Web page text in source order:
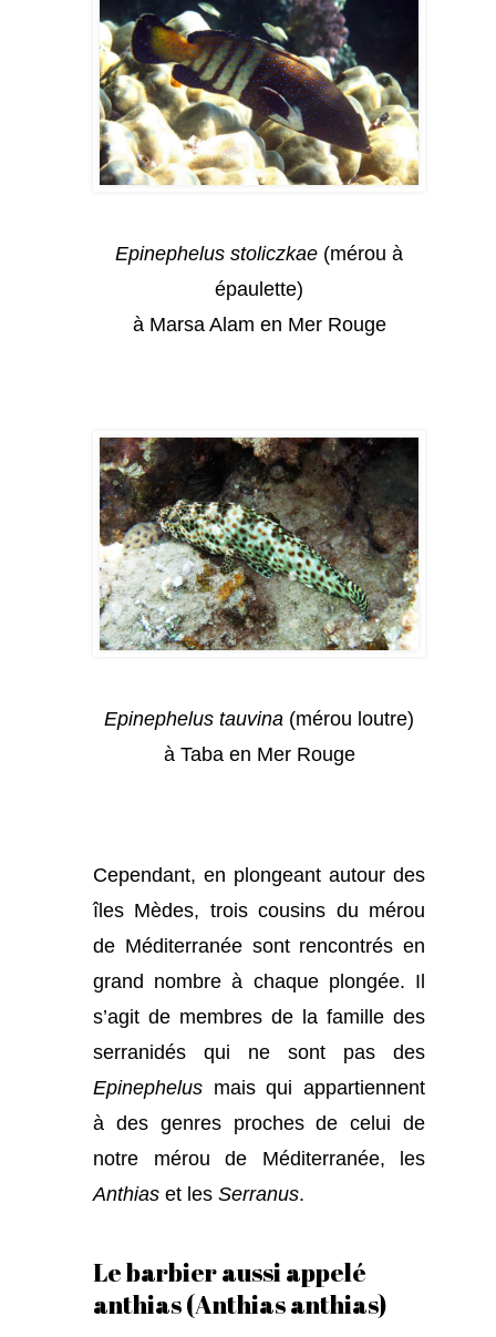
Epinephelus stoliczkae (mérou à
épaulette)
à Marsa Alam en Mer Rouge
Epinephelus tauvina (mérou loutre)
à Taba en Mer Rouge
Cependant, en plongeant autour des
îles Mèdes, trois cousins du mérou
de Méditerranée sont rencontrés en
grand nombre à chaque plongée. Il
s’agit de membres de la famille des
serranidés qui ne sont pas des
Epinephelus mais qui appartiennent
à des genres proches de celui de
notre mérou de Méditerranée, les
Anthias et les Serranus.
Le barbier aussi appelé
anthias (Anthias anthias)